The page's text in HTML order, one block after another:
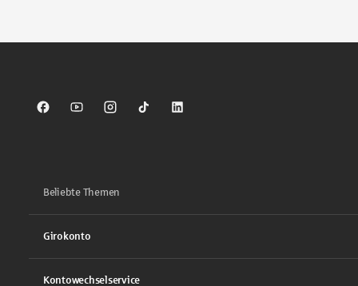
Sparkasse auf Facebook
Sparkasse auf Youtube
Sparkasse auf Instagram
Sparkasse auf TikTok
Sparkasse auf LinkedIn
Beliebte Themen
Girokonto
Kontowechselservice